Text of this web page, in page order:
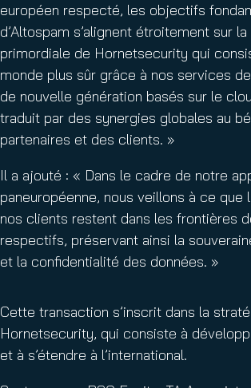
européen respecté, les objectifs
d’Altospam s’alignent étroitement sur
primordiale de Hornetsecurity qui
monde plus sûr grâce à nos services
de nouvelle génération basés sur le
traduit par des synergies globales au
partenaires et des clients. »
Il a ajouté : « Dans le cadre de notre
paneuropéenne, nous veillons à ce que
nos clients restent dans les frontières
respectifs, préservant ainsi la
et la confidentialité des données. »
Cette transaction s’inscrit dans la
Hornetsecurity, qui consiste à
et à s’étendre à l’international.